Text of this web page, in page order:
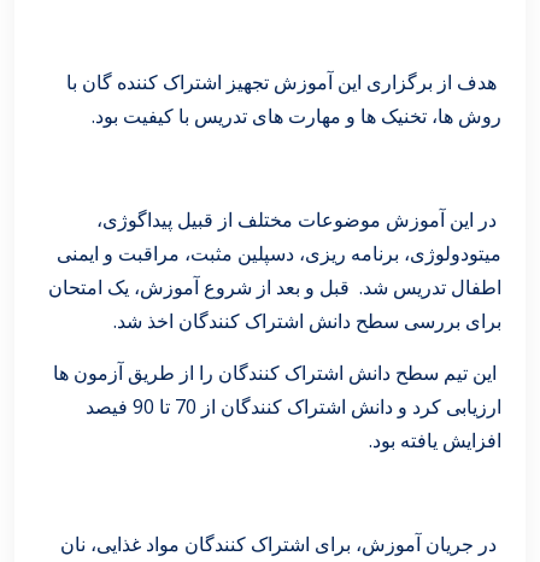
هدف از برگزاری این آموزش تجهیز اشتراک کننده گان با
روش ها، تخنیک ها و مهارت های تدریس با کیفیت بود.
در این آموزش موضوعات مختلف از قبیل پیداگوژی،
میتودولوژی، برنامه ریزی، دسپلین مثبت، مراقبت و ایمنی
اطفال تدریس شد. قبل و بعد از شروع آموزش، یک امتحان
برای بررسی سطح دانش اشتراک کنندگان اخذ شد.
این تیم سطح دانش اشتراک کنندگان را از طریق آزمون ها
ارزیابی کرد و دانش اشتراک کنندگان از 70 تا 90 فیصد
افزایش یافته بود.
در جریان آموزش، برای اشتراک کنندگان مواد غذایی، نان